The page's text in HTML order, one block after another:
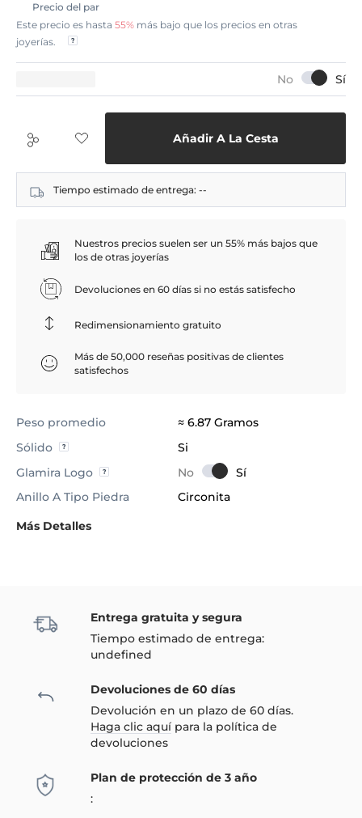
Precio del par
Este precio es hasta 55% más bajo que los precios en otras
joyerías.
Añadir A La Cesta
Tiempo estimado de entrega: --
Nuestros precios suelen ser un 55% más bajos que
los de otras joyerías
Devoluciones en 60 días si no estás satisfecho
Redimensionamiento gratuito
Más de 50,000 reseñas positivas de clientes
satisfechos
Peso promedio
≈ 6.87 Gramos
Sólido
Si
Glamira Logo
Anillo A Tipo Piedra
Circonita
Más Detalles
Entrega gratuita y segura
Tiempo estimado de entrega:
undefined
Devoluciones de 60 días
Devolución en un plazo de 60 días.
Haga clic aquí para la política de
devoluciones
Plan de protección de 3 año
: